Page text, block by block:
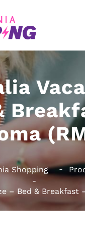
Shopping
– Bed & Breakfast